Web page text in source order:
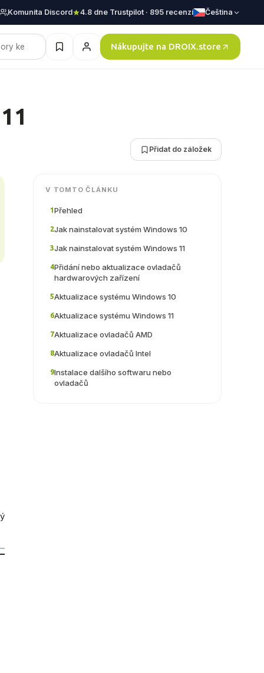
Komunita Discord 4.8 dne Trustpilot · 895 recenzí Čeština
Nákupujte na DROIX.store
Přidat do záložek
V TOMTO ČLÁNKU
1Přehled
2Jak nainstalovat systém Windows 10
3Jak nainstalovat systém Windows 11
4Přidání nebo aktualizace ovladačů
hardwarových zařízení
5Aktualizace systému Windows 10
6Aktualizace systému Windows 11
7Aktualizace ovladačů AMD
8Aktualizace ovladačů Intel
9Instalace dalšího softwaru nebo
ovladačů